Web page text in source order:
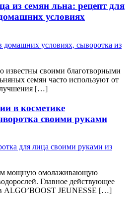
из семян льна: рецепт для
условиях
известны своими благотворными
семян часто используют от
[…]
в косметике
своими руками
мощную омолаживающую
Главное действующее
ALGO’BOOST JEUNESSE […]